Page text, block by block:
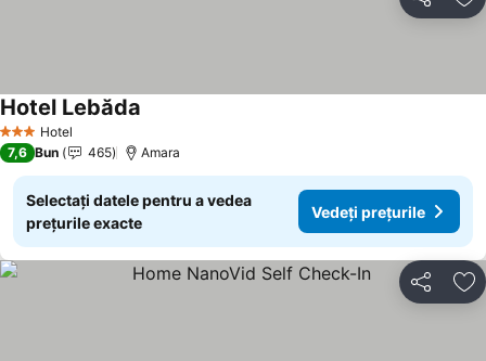
Distribuiți
3 SteleHotel
Hotel Lebăda
7,6 Bun 465 Amara
Selectați datele pentru a vedea
prețurile exacte
Vedeți prețurile
Distribuiți